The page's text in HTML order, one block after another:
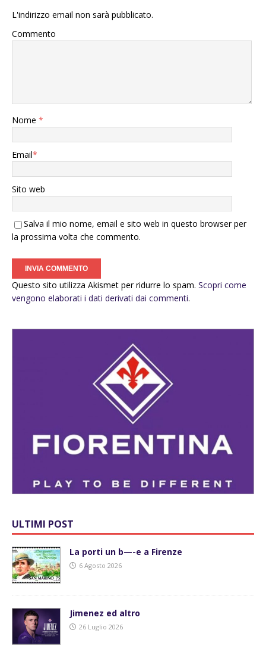
L'indirizzo email non sarà pubblicato.
Commento
Nome *
Email*
Sito web
Salva il mio nome, email e sito web in questo browser per
la prossima volta che commento.
Questo sito utilizza Akismet per ridurre lo spam. Scopri come
vengono elaborati i dati derivati dai commenti.
ULTIMI POST
La porti un b—-e a Firenze
6 Agosto 2026
Jimenez ed altro
26 Luglio 2026